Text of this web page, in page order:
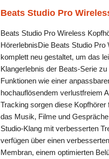
Beats Studio Pro
Beats Studio Pro Wireless
HörerlebnisDie Beats Studio
komplett neu gestaltet, um das
Klangerlebnis der Beats-Serie
Funktionen wie einer
hochauflösendem verlustfreiem
Tracking sorgen diese
das Musik, Filme und
Studio-Klang mit verbesserten
verfügen über einen
Membran, einem optimierten